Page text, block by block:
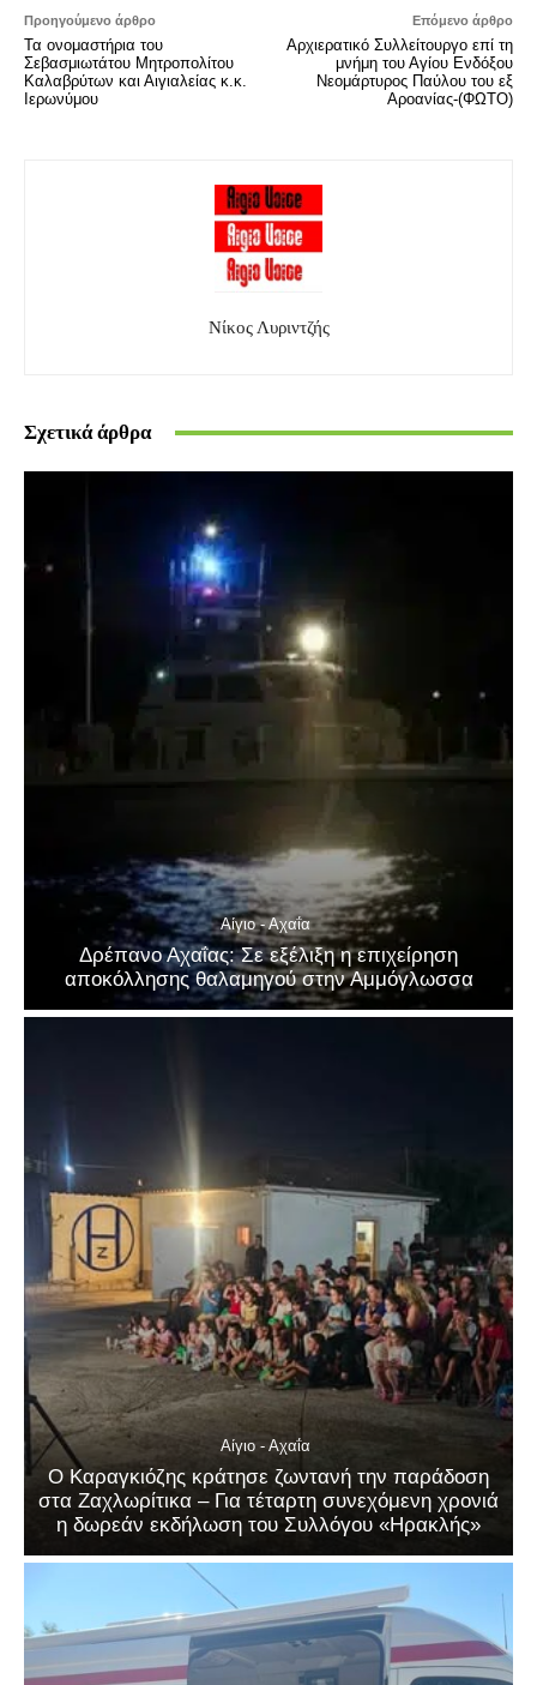
Προηγούμενο άρθρο
Τα ονομαστήρια του
Σεβασμιωτάτου Μητροπολίτου
Καλαβρύτων και Αιγιαλείας κ.κ.
Ιερωνύμου
Επόμενο άρθρο
Αρχιερατικό Συλλείτουργο επί τη
μνήμη του Αγίου Ενδόξου
Νεομάρτυρος Παύλου του εξ
Αροανίας-(ΦΩΤΟ)
Νίκος Λυριντζής
Σχετικά άρθρα
Αίγιο - Αχαΐα
Δρέπανο Αχαΐας: Σε εξέλιξη η επιχείρηση
αποκόλλησης θαλαμηγού στην Αμμόγλωσσα
Αίγιο - Αχαΐα
Ο Καραγκιόζης κράτησε ζωντανή την παράδοση
στα Ζαχλωρίτικα – Για τέταρτη συνεχόμενη χρονιά
η δωρεάν εκδήλωση του Συλλόγου «Ηρακλής»